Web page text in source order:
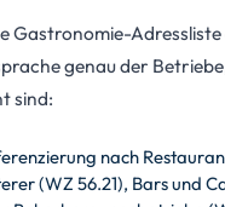
Gastronomie-
genau der
sind:
nach
(WZ 56.21), Bars und